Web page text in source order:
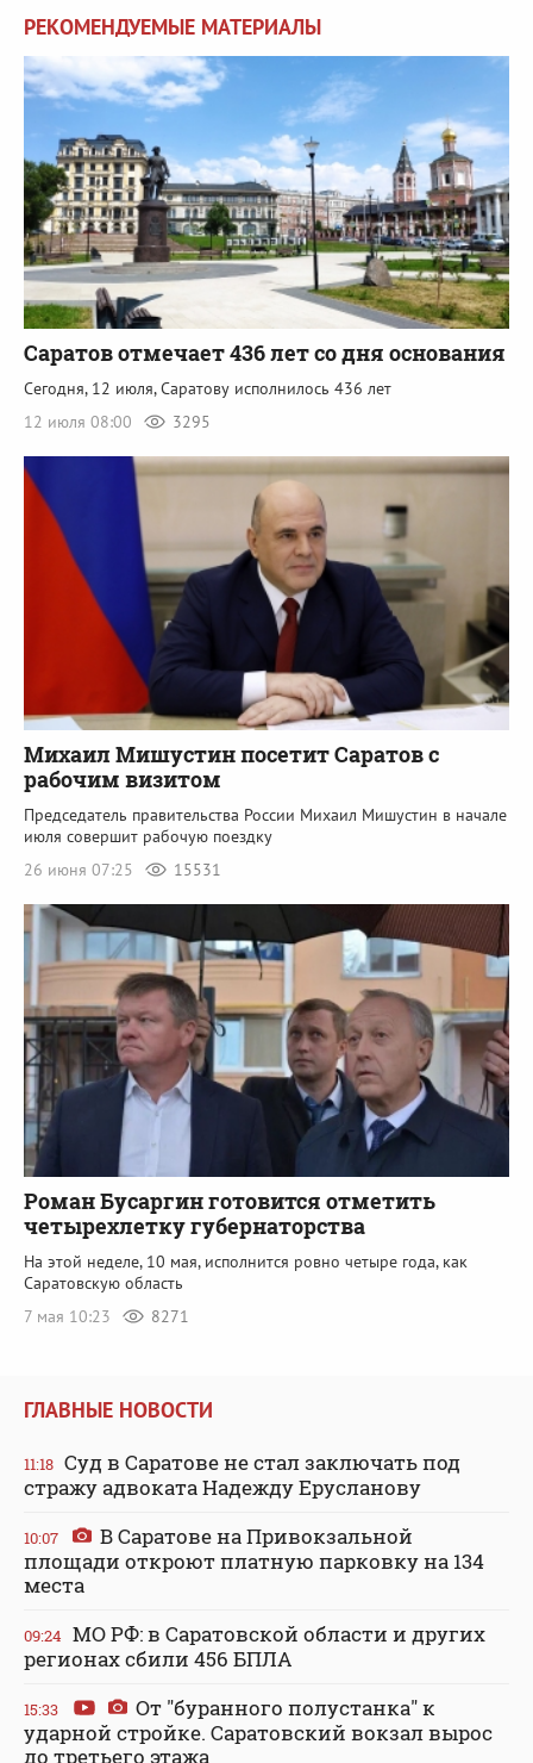
РЕКОМЕНДУЕМЫЕ МАТЕРИАЛЫ
Саратов отмечает 436 лет со дня основания
Сегодня, 12 июля, Саратову исполнилось 436 лет
12 июля 08:00
3295
Михаил Мишустин посетит Саратов с
рабочим визитом
Председатель правительства России Михаил Мишустин в начале
июля совершит рабочую поездку
26 июня 07:25
15531
Роман Бусаргин готовится отметить
четырехлетку губернаторства
На этой неделе, 10 мая, исполнится ровно четыре года, как
Саратовскую область
7 мая 10:23
8271
ГЛАВНЫЕ НОВОСТИ
11:18 Суд в Саратове не стал заключать под
стражу адвоката Надежду Ерусланову
10:07
В Саратове на Привокзальной
площади откроют платную парковку на 134
места
09:24 МО РФ: в Саратовской области и других
регионах сбили 456 БПЛА
15:33
От "буранного полустанка" к
ударной стройке. Саратовский вокзал вырос
до третьего этажа